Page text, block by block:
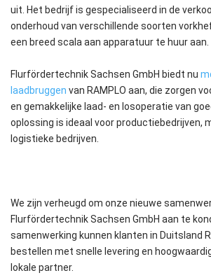
uit. Het bedrijf is gespecialiseerd in de
onderhoud van verschillende soorten
een breed scala aan apparatuur te huur aan.
Flurfördertechnik Sachsen GmbH biedt nu
laadbruggen van RAMPLO aan, die zorgen
en gemakkelijke laad- en losoperatie van
oplossing is ideaal voor productiebedrijven,
logistieke bedrijven.
We zijn verheugd om onze nieuwe
Flurfördertechnik Sachsen GmbH aan te
samenwerking kunnen klanten in Duitsland
bestellen met snelle levering en
lokale partner.